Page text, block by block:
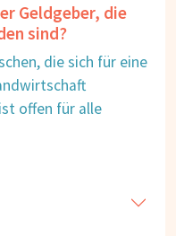
Geldgeber, die
sind?
die sich für eine
offen für alle